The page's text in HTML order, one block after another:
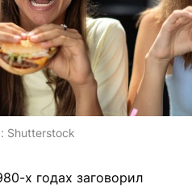
Shutterstock
х годах заговорил